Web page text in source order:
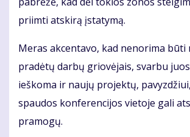
priimti atskirą įstatymą.
Meras akcentavo, kad nenorima būti
pradėtų darbų griovėjais, svarbu
ieškoma ir naujų projektų,
spaudos konferencijos vietoje gali
pramogų.